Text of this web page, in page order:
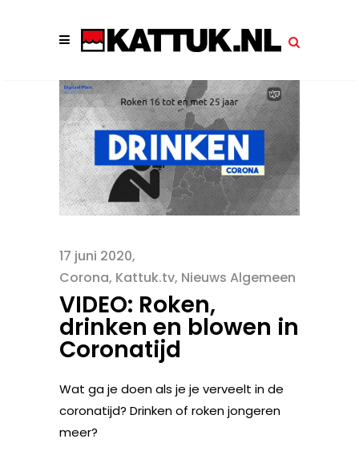
17 juni 2020
Corona, Kattuk.tv, Nieuws Algemeen
VIDEO: Roken,
drinken en blowen in
Coronatijd
Wat ga je doen als je je verveelt in de
coronatijd? Drinken of roken jongeren
meer?